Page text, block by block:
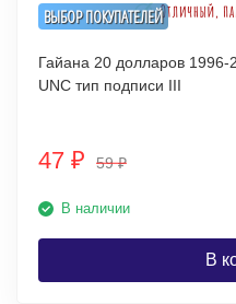
ВЫБОР ПОКУПАТЕЛЕЙ
Гайана 20 долларов 1996-2018 Паромное судно
UNC тип подписи III
47 ₽ 59₽
В наличии
В